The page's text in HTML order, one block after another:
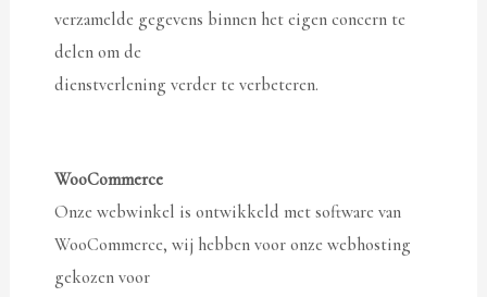
verzamelde gegevens binnen het eigen concern te
delen om de
dienstverlening verder te verbeteren.
WooCommerce
Onze webwinkel is ontwikkeld met software van
WooCommerce, wij hebben voor onze webhosting
gekozen voor